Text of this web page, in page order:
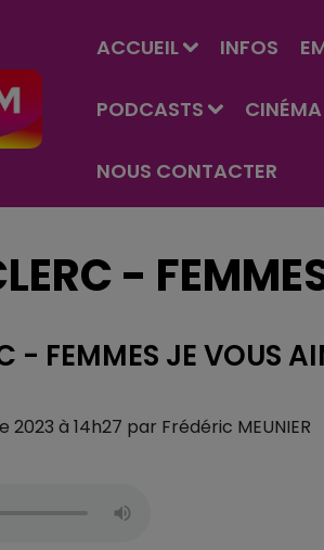
ACCUEIL INFOS
PODCASTS CINÉMA
NOUS CONTACTER
-
- FEMMES JE VOUS
à 14h27 par Frédéric MEUNIER